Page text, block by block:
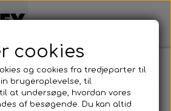
Fjernbetjening
cookies
og cookies fra tredjeparter til
brugeroplevelse, til
at undersøge, hvordan vores
af besøgende. Du kan altid